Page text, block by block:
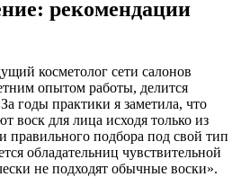
рекомендации
косметолог сети салонов
опытом работы, делится
годы практики я заметила, что
воск для лица исходя только из
правильного подбора под свой тип
обладательниц чувствительной
не подходят обычные воски».